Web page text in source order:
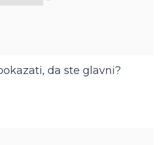
da ste glavni?